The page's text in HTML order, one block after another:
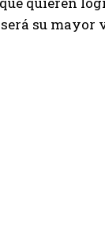
su mayor